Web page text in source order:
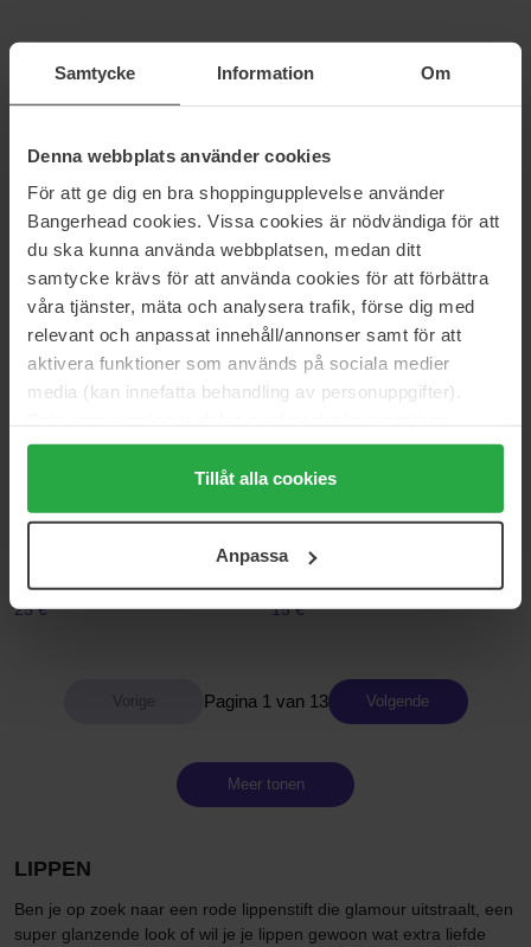
Samtycke Information Om
Denna webbplats använder cookies
För att ge dig en bra shoppingupplevelse använder
Bangerhead cookies. Vissa cookies är nödvändiga för att
du ska kunna använda webbplatsen, medan ditt
samtycke krävs för att använda cookies för att förbättra
våra tjänster, mäta och analysera trafik, förse dig med
relevant och anpassat innehåll/annonser samt för att
aktivera funktioner som används på sociala medier
media (kan innefatta behandling av personuppgifter).
Genom att trycka på "Tillåt alla cookies" accepterar du
alla cookies, medan du under "Detaljer" kan anpassa
användningen av cookies. Du kan när som helst återkalla
samt vår Integritetspolicy.
Tillåt alla cookies
Anpassa
Lip Oil
4 ml
Tinted Daily Lip Balm
3 g
NYX Professional Makeup
Slim Lip Pencil
1 g
8 €
NYX Professional Makeup
Fat Oil Slick Click
2 g
15 €
L'Oréal Paris Maybelline
5,4 ml
Clinique
Moisture Surge Lip Hydro-Plump
25 €
Bondi Sands
10 g
15 €
Pagina 1 van 13 Volgende
Meer tonen
LIPPEN
Ben je op zoek naar een rode lippenstift die glamour uitstraalt, een
super glanzende look of wil je je lippen gewoon wat extra liefde